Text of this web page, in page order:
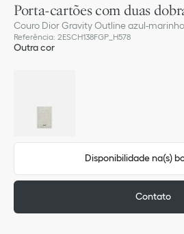
Porta-cartões com duas
Couro Dior Gravity Outline azul-marinho
Referência: 2ESCH138FGP_H578
Outra cor
Disponibilidade na(s)
Contato